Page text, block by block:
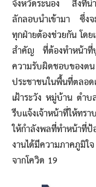
จังหวัดระนอง สิ่งที่น่
ลักลอบนำเข้ามา ซึ่งจ
ทุกฝ่ายต้องช่วยกัน โด
สำคัญ ที่ต้องทำหน้าที่
ความรับผิดชอบขอ
ประชาชนในพื้นที่ตลอ
เฝ้าระวัง หมู่บ้าน ตำ
รีบแจ้งเจ้าหน้าที่ให้ทร
ให้กำลังพลที่ทำหน้าที่
งานได้มีความภาคภูมิใ
จากโควิด 19